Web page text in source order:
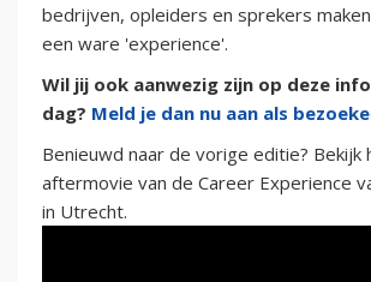
bedrijven, opleiders en sprekers
een ware 'experience'.
Wil jij ook aanwezig zijn op deze
dag? Meld je dan nu aan als
Benieuwd naar de vorige editie? Bekijk
aftermovie van de Career Experience
in Utrecht.